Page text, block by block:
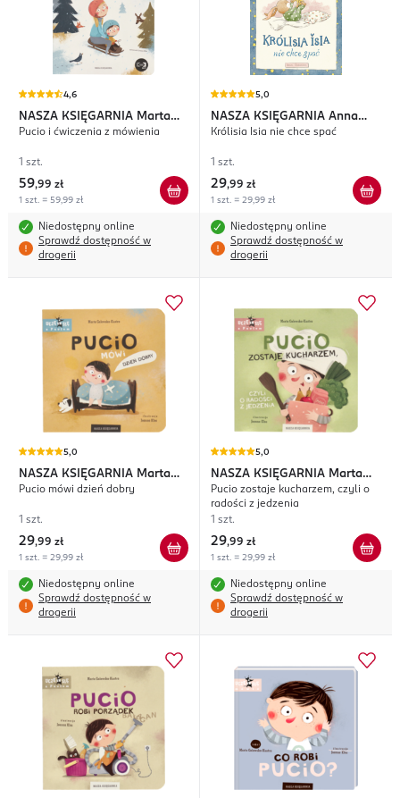
4,6
NASZA KSIĘGARNIA Marta
Galewska-Kustra
Pucio i ćwiczenia z mówienia
1 szt.
59,99 zł
1 szt. = 59,99 zł
Niedostępny online
Sprawdź dostępność w
drogerii
5,0
NASZA KSIĘGARNIA Anna
Mietelska
Królisia Isia nie chce spać
1 szt.
29,99 zł
1 szt. = 29,99 zł
Niedostępny online
Sprawdź dostępność w
drogerii
5,0
NASZA KSIĘGARNIA Marta
Galewska-Kustra
Pucio mówi dzień dobry
1 szt.
29,99 zł
1 szt. = 29,99 zł
Niedostępny online
Sprawdź dostępność w
drogerii
5,0
NASZA KSIĘGARNIA Marta
Galewska-Kustra
Pucio zostaje kucharzem, czyli o
radości z jedzenia
1 szt.
29,99 zł
1 szt. = 29,99 zł
Niedostępny online
Sprawdź dostępność w
drogerii